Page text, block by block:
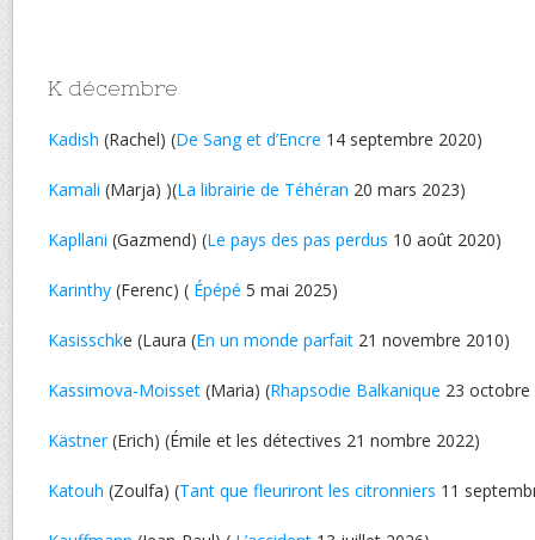
K décembre
Kadish (Rachel) (De Sang et d’Encre 14 septembre 2020)
Kamali (Marja) )(La librairie de Téhéran 20 mars 2023)
Kapllani (Gazmend) (Le pays des pas perdus 10 août 2020)
Karinthy (Ferenc) ( Épépé 5 mai 2025)
Kasisschke (Laura (En un monde parfait 21 novembre 2010)
Kassimova-Moisset (Maria) (Rhapsodie Balkanique 23 octobre
Kästner(Erich) (Émile et les détectives 21 nombre 2022)
Katouh (Zoulfa) (Tant que fleuriront les citronniers 11